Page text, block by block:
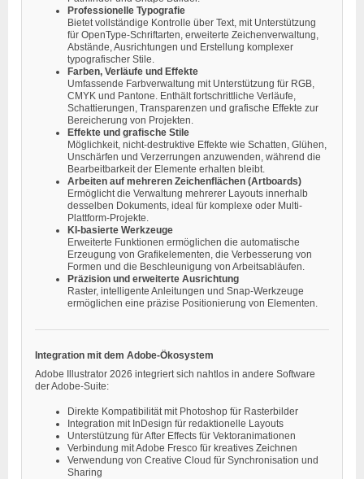
Professionelle Typografie
Bietet vollständige Kontrolle über Text, mit Unterstützung
für OpenType-Schriftarten, erweiterte Zeichenverwaltung,
Abstände, Ausrichtungen und Erstellung komplexer
typografischer Stile.
Farben, Verläufe und Effekte
Umfassende Farbverwaltung mit Unterstützung für RGB,
CMYK und Pantone. Enthält fortschrittliche Verläufe,
Schattierungen, Transparenzen und grafische Effekte zur
Bereicherung von Projekten.
Effekte und grafische Stile
Möglichkeit, nicht-destruktive Effekte wie Schatten, Glühen,
Unschärfen und Verzerrungen anzuwenden, während die
Bearbeitbarkeit der Elemente erhalten bleibt.
Arbeiten auf mehreren Zeichenflächen (Artboards)
Ermöglicht die Verwaltung mehrerer Layouts innerhalb
desselben Dokuments, ideal für komplexe oder Multi-
Plattform-Projekte.
KI-basierte Werkzeuge
Erweiterte Funktionen ermöglichen die automatische
Erzeugung von Grafikelementen, die Verbesserung von
Formen und die Beschleunigung von Arbeitsabläufen.
Präzision und erweiterte Ausrichtung
Raster, intelligente Anleitungen und Snap-Werkzeuge
ermöglichen eine präzise Positionierung von Elementen.
Integration mit dem Adobe-Ökosystem
Adobe Illustrator 2026 integriert sich nahtlos in andere Software
der Adobe-Suite:
Direkte Kompatibilität mit Photoshop für Rasterbilder
Integration mit InDesign für redaktionelle Layouts
Unterstützung für After Effects für Vektoranimationen
Verbindung mit Adobe Fresco für kreatives Zeichnen
Verwendung von Creative Cloud für Synchronisation und
Sharing